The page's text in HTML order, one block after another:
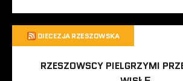
DIECEZJA RZESZOWSKA
RZESZOWSCY PIELGRZYMI